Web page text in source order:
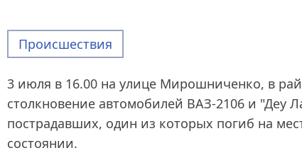
Происшествия
3 июля в 16.00 на улице Мирошниченко, в
столкновение автомобилей ВАЗ-2106 и "Деу
пострадавших, один из которых погиб на
состоянии.